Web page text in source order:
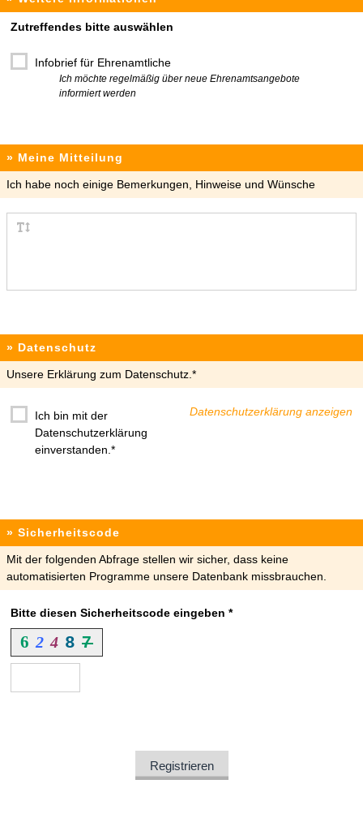
Paschto
Polnisch
Portugiesisch
Russisch
Schwedisch
Tschechisch
Ukrainisch
Ungarisch
Urdu
Zutreffendes bitte auswählen
Infobrief für Ehrenamtliche
Ich möchte regelmäßig über neue Ehrenamtsangebote
informiert werden
» Meine Mitteilung
Ich habe noch einige Bemerkungen, Hinweise und Wünsche
» Datenschutz
Unsere Erklärung zum Datenschutz.*
Datenschutzerklärung anzeigen
Ich bin mit der
Datenschutzerklärung
einverstanden.*
» Sicherheitscode
Mit der folgenden Abfrage stellen wir sicher, dass keine
automatisierten Programme unsere Datenbank missbrauchen.
Bitte diesen Sicherheitscode eingeben *
6 2 4 8 7
Registrieren